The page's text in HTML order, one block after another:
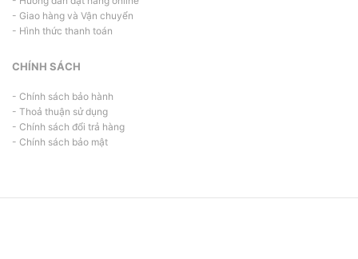
- Giao hàng và Vận chuyển
- Hình thức thanh toán
CHÍNH SÁCH
- Chính sách bảo hành
- Thoả thuận sử dụng
- Chính sách đổi trả hàng
- Chính sách bảo mật